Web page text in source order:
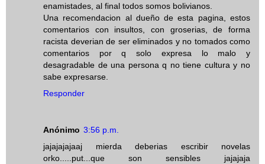
enamistades, al final todos somos bolivianos.
Una recomendacion al dueño de esta pagina, estos
comentarios con insultos, con groserias, de forma
racista deverian de ser eliminados y no tomados como
comentarios por q solo expresa lo malo y
desagradable de una persona q no tiene cultura y no
sabe expresarse.
Responder
Anónimo 3:56 p.m.
jajajajajaaj mierda deberias escribir novelas
orko.....put...que son sensibles jajajaja